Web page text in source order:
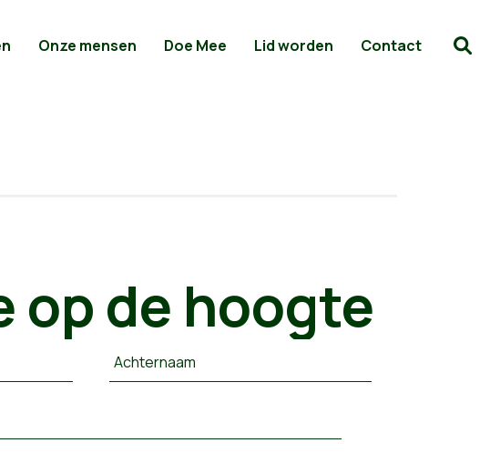
Onze mensen Doe Mee Lid worden Contact
op de hoogte
Achternaam